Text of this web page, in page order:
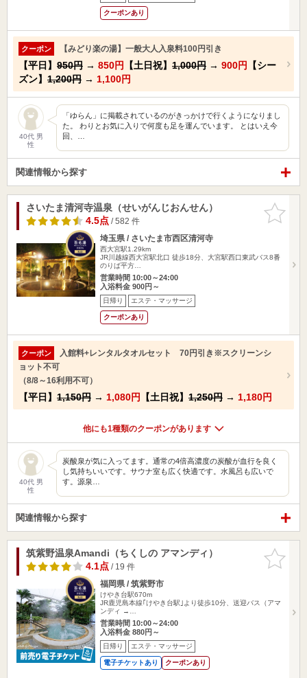
クーポンあり
クーポン 【みどり楽の湯】一般大人入泉料100円引き
【平日】 950円 → 850円 【土日祝】 1,000円 → 900円
【シー
ズン】 1,200円 → 1,100円
40代 男
性
「ゆらん」に掲載されているのがきっかけで行くようになりまし
た。 わりとお気に入りで何度も足を運んでいます。 とはいえ今
回、…
関連情報から探す
お気に入
りに追加
さいたま清河寺温泉（せいがんじおんせん）
4.5点 / 582 件
埼玉県 / さいたま市西区清河寺
西大宮駅1.29km
JR川越線西大宮駅北口 徒歩18分、大宮駅西口東武バス8番
のりば平方…
営業時間 10:00～24:00
入浴料金 900円～
日帰り エステ・マッサージ
クーポンあり
クーポン
入館料+レンタルタオルセット 70円引き※スクリーンシ
ョット不可
（8/8～16利用不可）
【平日】 1,150円 → 1,080円 【土日祝】 1,250円 → 1,180円
他にも1種類のクーポンがあります
40代 男
性
炭酸泉が気に入ってます。通常の4倍高濃度の炭酸が血行を良く
し気持ちいいです。サウナ室も広く快適です。水風呂も広いで
す。源泉…
関連情報から探す
お気に入
りに追加
筑紫野温泉Amandi（ちくしの アマンディ）
4.1点 / 19 件
福岡県 / 筑紫野市
けやき台駅670m
JR鹿児島本線｢けやき台駅｣より徒歩10分、送迎バス（アマ
ンディ →…
営業時間 10:00～24:00
入浴料金 880円～
日帰り エステ・マッサージ
電子チケットあり クーポンあり